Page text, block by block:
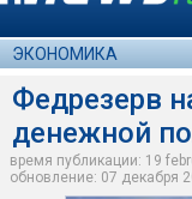
ЭКОНОМИКА
Федрезерв
денежной
время публикации: 19
обновление: 07 декабря